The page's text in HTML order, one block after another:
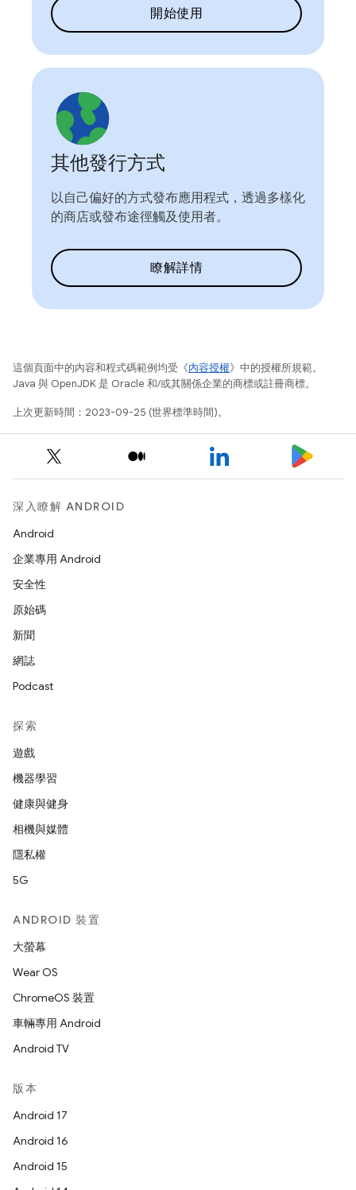
開始使用
其他發行方式
以自己偏好的方式發布應用程式，透過多樣化
的商店或發布途徑觸及使用者。
瞭解詳情
這個頁面中的內容和程式碼範例均受《內容授權》中的授權所規範。
Java 與 OpenJDK 是 Oracle 和/或其關係企業的商標或註冊商標。
上次更新時間：2023-09-25 (世界標準時間)。
深入瞭解 ANDROID
Android
企業專用 Android
安全性
原始碼
新聞
網誌
Podcast
探索
遊戲
機器學習
健康與健身
相機與媒體
隱私權
5G
ANDROID 裝置
大螢幕
Wear OS
ChromeOS 裝置
車輛專用 Android
Android TV
版本
Android 17
Android 16
Android 15